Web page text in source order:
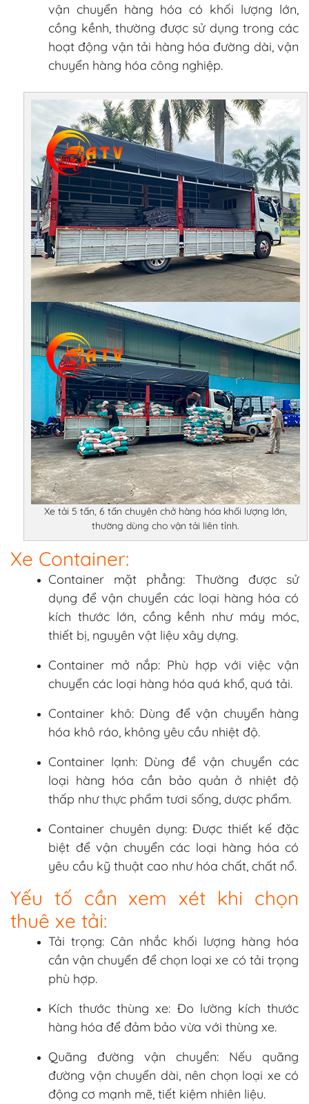
vận chuyển hàng hóa có khối lượng lớn,
cồng kềnh, thường được sử dụng trong các
hoạt động vận tải hàng hóa đường dài, vận
chuyển hàng hóa công nghiệp.
Xe tải 5 tấn, 6 tấn chuyên chở hàng hóa khối lượng lớn,
thường dùng cho vận tải liên tỉnh.
Xe Container:
Container mặt phẳng: Thường được sử
dụng để vận chuyển các loại hàng hóa có
kích thước lớn, cồng kềnh như máy móc,
thiết bị, nguyên vật liệu xây dựng.
Container mở nắp: Phù hợp với việc vận
chuyển các loại hàng hóa quá khổ, quá tải.
Container khô: Dùng để vận chuyển hàng
hóa khô ráo, không yêu cầu nhiệt độ.
Container lạnh: Dùng để vận chuyển các
loại hàng hóa cần bảo quản ở nhiệt độ
thấp như thực phẩm tươi sống, dược phẩm.
Container chuyên dụng: Được thiết kế đặc
biệt để vận chuyển các loại hàng hóa có
yêu cầu kỹ thuật cao như hóa chất, chất nổ.
Yếu tố cần xem xét khi chọn
thuê xe tải:
Tải trọng: Cân nhắc khối lượng hàng hóa
cần vận chuyển để chọn loại xe có tải trọng
phù hợp.
Kích thước thùng xe: Đo lường kích thước
hàng hóa để đảm bảo vừa với thùng xe.
Quãng đường vận chuyển: Nếu quãng
đường vận chuyển dài, nên chọn loại xe có
động cơ mạnh mẽ, tiết kiệm nhiên liệu.